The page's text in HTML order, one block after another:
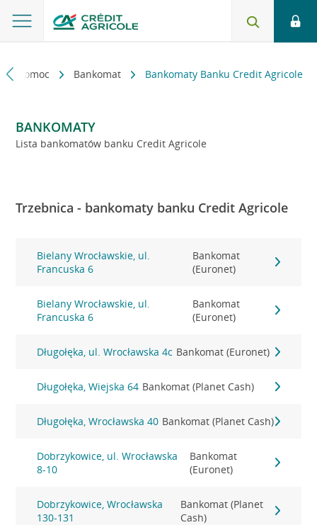
i pomoc Bankomat Bankomaty Banku Credit Agricole
BANKOMATY
Lista bankomatów banku Credit Agricole
Trzebnica - bankomaty banku Credit Agricole
Bielany Wrocławskie, ul.
Francuska 6
Bankomat
(Euronet)
Bielany Wrocławskie, ul.
Francuska 6
Bankomat
(Euronet)
Długołęka, ul. Wrocławska 4c Bankomat (Euronet)
Długołęka, Wiejska 64 Bankomat (Planet Cash)
Długołęka, Wrocławska 40 Bankomat (Planet Cash)
Dobrzykowice, ul. Wrocławska
8-10
Bankomat
(Euronet)
Dobrzykowice, Wrocławska
130-131
Bankomat (Planet
Cash)